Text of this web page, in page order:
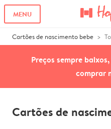
MENU
Cartões de nascimento bebe
Preços sempre
comprar
Cartões de